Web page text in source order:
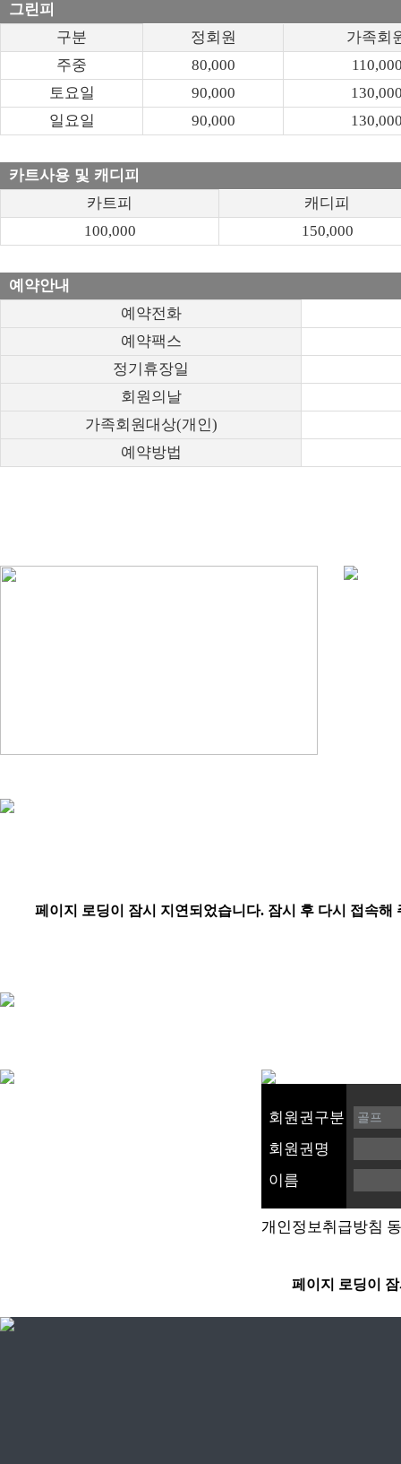
그린피
구분
정회원
가족회
주중
80,000
토요일
90,000
일요일
90,000
카트사용 및 캐디피
카트피
캐디피
100,000
150,000
예약안내
예약전화
예약팩스
정기휴장일
회원의날
가족회원대상(개인)
예약방법
회원권구분
회원권명
이름
개인정보취급방침